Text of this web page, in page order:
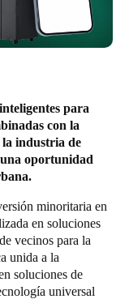
para
con la
la industria de
oportunidad
minoritaria en
en soluciones
vecinos para la
unida a la
soluciones de
universal